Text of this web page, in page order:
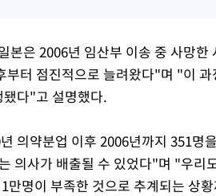
본은 2006년 임산부 이송 중 사망
부터 점진적으로 늘려왔다"며 "이
됐다"고 설명했다.
의약분업 이후 2006년까지 351명
의사가 배출될 수 있었다"며 "우리
만명이 부족한 것으로 추계되는 상